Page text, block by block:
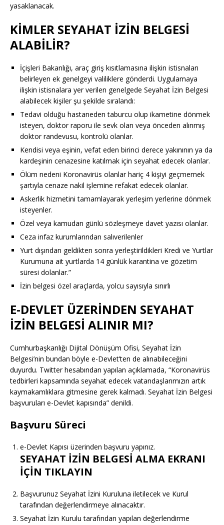
yasaklanacak.
KİMLER SEYAHAT İZİN BELGESİ
ALABİLİR?
İçişleri Bakanlığı, araç giriş kısıtlamasına ilişkin istisnaları
belirleyen ek genelgeyi valiliklere gönderdi. Uygulamaya
ilişkin istisnalara yer verilen genelgede Seyahat İzin Belgesi
alabilecek kişiler şu şekilde sıralandı:
Tedavi olduğu hastaneden taburcu olup ikametine dönmek
isteyen, doktor raporu ile sevk olan veya önceden alınmış
doktor randevusu, kontrolü olanlar.
Kendisi veya eşinin, vefat eden birinci derece yakınının ya da
kardeşinin cenazesine katılmak için seyahat edecek olanlar.
Ölüm nedeni Koronavirüs olanlar hariç 4 kişiyi geçmemek
şartıyla cenaze nakil işlemine refakat edecek olanlar.
Askerlik hizmetini tamamlayarak yerleşim yerlerine dönmek
isteyenler.
Özel veya kamudan günlü sözleşmeye davet yazısı olanlar.
Ceza infaz kurumlarından salıverilenler
Yurt dışından geldikten sonra yerleştirildikleri Kredi ve Yurtlar
Kurumuna ait yurtlarda 14 günlük karantina ve gözetim
süresi dolanlar.”
İzin belgesi özel araçlarda, yolcu sayısıyla sınırlı
E-DEVLET ÜZERİNDEN SEYAHAT
İZİN BELGESİ ALINIR MI?
Cumhurbaşkanlığı Dijital Dönüşüm Ofisi, Seyahat İzin
Belgesi’nin bundan böyle e-Devlet’ten de alınabileceğini
duyurdu. Twitter hesabından yapılan açıklamada, “Koronavirüs
tedbirleri kapsamında seyahat edecek vatandaşlarımızın artık
kaymakamlıklara gitmesine gerek kalmadı. Seyahat İzin Belgesi
başvuruları e-Devlet kapısında” denildi.
Başvuru Süreci
e-Devlet Kapısı üzerinden başvuru yapınız.
SEYAHAT İZİN BELGESİ ALMA EKRANI
İÇİN TIKLAYIN
Başvurunuz Seyahat İzini Kuruluna iletilecek ve Kurul
tarafından değerlendirmeye alınacaktır.
Seyahat İzin Kurulu tarafından yapılan değerlendirme